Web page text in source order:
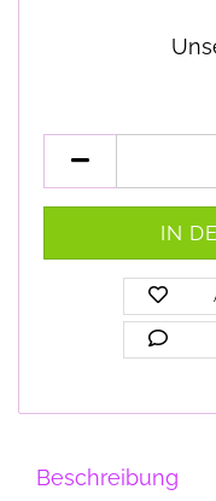
Beschreibung